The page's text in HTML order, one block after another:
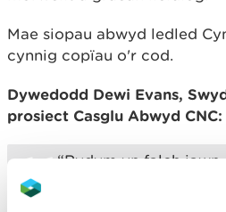
Mae siopau abwyd ledled
cynnig copïau o'r cod.
Dywedodd Dewi Evans,
prosiect Casglu Abwyd CNC:
“Rydym yn falch iawn
Ymddygiad Cymru
casglu abwyd, sy’n